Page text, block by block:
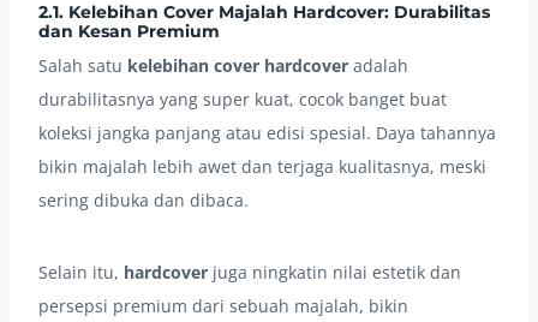
2.1. Kelebihan Cover Majalah Hardcover: Durabilitas
dan Kesan Premium
Salah satu kelebihan cover hardcover adalah
durabilitasnya yang super kuat, cocok banget buat
koleksi jangka panjang atau edisi spesial. Daya tahannya
bikin majalah lebih awet dan terjaga kualitasnya, meski
sering dibuka dan dibaca.
Selain itu, hardcover juga ningkatin nilai estetik dan
persepsi premium dari sebuah majalah, bikin